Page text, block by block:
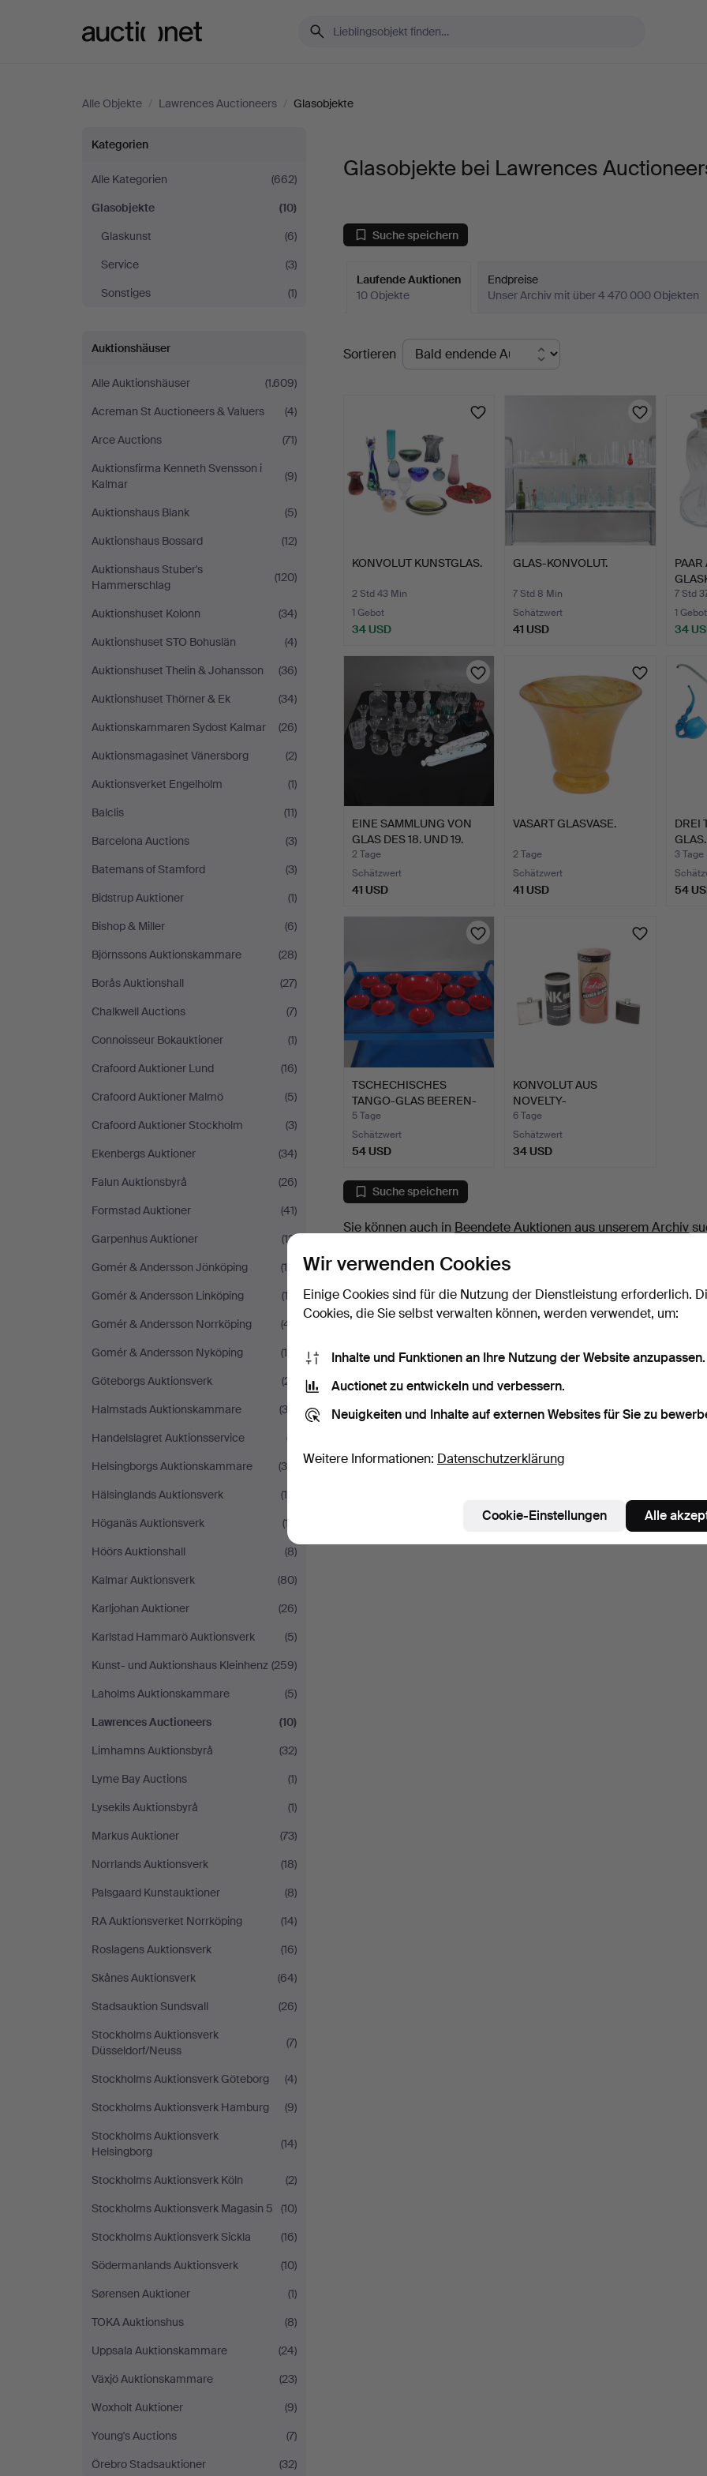
Alle Objekte / Lawrences Auctioneers / Glasobjekte
Glasobjekte
bei
Lawrences
Auctioneers
Kategorien
Alle Kategorien
(662)
Glasobjekte
(10)
Glaskunst
(6)
Service
(3)
Sonstiges
(1)
Auktionshäuser
Alle Auktionshäuser
(1.609)
Acreman St Auctioneers & Valuers
(4)
Arce Auctions
(71)
Auktionsfirma Kenneth Svensson i
Kalmar
(9)
Auktionshaus Blank
(5)
Auktionshaus Bossard
(12)
Auktionshaus Stuber's
Hammerschlag
(120)
Auktionshuset Kolonn
(34)
Auktionshuset STO Bohuslän
(4)
Auktionshuset Thelin & Johansson
(36)
Auktionshuset Thörner & Ek
(34)
Auktionskammaren Sydost Kalmar
(26)
Auktionsmagasinet Vänersborg
(2)
Auktionsverket Engelholm
(1)
Balclis
(11)
Barcelona Auctions
(3)
Batemans of Stamford
(3)
Bidstrup Auktioner
(1)
Bishop & Miller
(6)
Björnssons Auktionskammare
(28)
Borås Auktionshall
(27)
Chalkwell Auctions
(7)
Connoisseur Bokauktioner
(1)
Crafoord Auktioner Lund
(16)
Crafoord Auktioner Malmö
(5)
Crafoord Auktioner Stockholm
(3)
Ekenbergs Auktioner
(34)
Falun Auktionsbyrå
(26)
Formstad Auktioner
(41)
Garpenhus Auktioner
(12)
Gomér & Andersson Jönköping
(15)
Gomér & Andersson Linköping
(12)
Gomér & Andersson Norrköping
(41)
Gomér & Andersson Nyköping
(19)
Göteborgs Auktionsverk
(21)
Halmstads Auktionskammare
(33)
Handelslagret Auktionsservice
(7)
Helsingborgs Auktionskammare
(30)
Hälsinglands Auktionsverk
(10)
Höganäs Auktionsverk
(17)
Höörs Auktionshall
(8)
Kalmar Auktionsverk
(80)
Karljohan Auktioner
(26)
Karlstad Hammarö Auktionsverk
(5)
Kunst- und Auktionshaus Kleinhenz (259)
Laholms Auktionskammare
(5)
Lawrences Auctioneers
(10)
Limhamns Auktionsbyrå
(32)
Lyme Bay Auctions
(1)
Lysekils Auktionsbyrå
(1)
Markus Auktioner
(73)
Norrlands Auktionsverk
(18)
Palsgaard Kunstauktioner
(8)
RA Auktionsverket Norrköping
(14)
Roslagens Auktionsverk
(16)
Skånes Auktionsverk
(64)
Stadsauktion Sundsvall
(26)
Stockholms Auktionsverk
Düsseldorf/Neuss
(7)
Stockholms Auktionsverk Göteborg
(4)
Stockholms Auktionsverk Hamburg
(9)
Stockholms Auktionsverk
Helsingborg
(14)
Stockholms Auktionsverk Köln
(2)
Stockholms Auktionsverk Magasin 5
(10)
Stockholms Auktionsverk Sickla
(16)
Södermanlands Auktionsverk
(10)
Sørensen Auktioner
(1)
TOKA Auktionshus
(8)
Uppsala Auktionskammare
(24)
Växjö Auktionskammare
(23)
Woxholt Auktioner
(9)
Young's Auctions
(7)
Örebro Stadsauktioner
(32)
Glasobjekte bei Lawrences
Suche speichern
Laufende Auktionen
10 Objekte
Endpreise
Unser Archiv mit über 4 470 000 Objekten
Laufende
Auktionen
Sortieren
KONVOLUT KUNSTGLAS.
2 Std 43 Min
1 Gebot
34 USD
GLAS-KONVOLUT.
7 Std 8 Min
Schätzwert
41 USD
7 Std
1 Gebot
34
EINE SAMMLUNG VON
GLAS DES 18. UND 19.
JAH…
2 Tage
Schätzwert
41 USD
VASART GLASVASE.
2 Tage
Schätzwert
41 USD
DREI
GLAS.
3 Tage
54
TSCHECHISCHES
TANGO-GLAS BEEREN-
ODER DESS…
5 Tage
Schätzwert
54 USD
KONVOLUT AUS
NOVELTY-
TRINKGLÄSERN UND
FLAC…
6 Tage
Schätzwert
34 USD
Suche speichern
Sie können auch in Beendete Auktionen aus unserem Archiv
Wir verwenden Cookies
Einige Cookies sind für die Nutzung der Dienstleistung erforderlich.
Cookies, die Sie selbst verwalten können, werden verwendet, um:
Inhalte und Funktionen an Ihre Nutzung der Website anzupassen.
Auctionet zu entwickeln und verbessern.
Neuigkeiten und Inhalte auf externen Websites für Sie zu
Weitere Informationen: Datenschutzerklärung
Cookie-Einstellungen Alle